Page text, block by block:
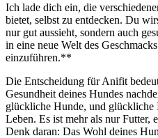
Ich lade dich‌ ein, die
bietet, selbst zu entdecken. ⁢Du
nur ⁣gut aussieht, sondern auch
in‍ eine neue Welt des
einzuführen.**
Die Entscheidung für Anifit
Gesundheit deines Hundes
glückliche Hunde, und glückliche
⁤Leben. ⁤Es ist mehr als nur
Denk ​daran: Das Wohl​ deines